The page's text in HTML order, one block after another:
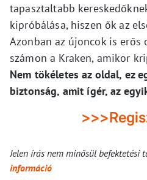
tapasztaltabb
kipróbálása, hiszen ők az
Azonban az újoncok is
számon a Kraken, amikor
Nem tökéletes az oldal, ez
biztonság, amit ígér, az
Jelen írás nem minősül befektetési
információ